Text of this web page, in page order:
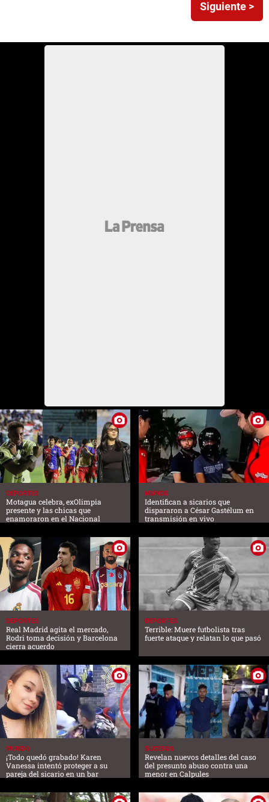
Siguiente >
DEPORTES
Motagua celebra, exOlimpia
presente y las chicas que
enamoraron en el Nacional
MUNDO
Identifican a sicarios que
dispararon a César Gastélum en
transmisión en vivo
DEPORTES
Real Madrid agita el mercado,
Rodri toma decisión y Barcelona
cierra acuerdo
DEPORTES
Terrible: Muere futbolista tras
fuerte ataque y relatan lo que pasó
MUNDO
¡Todo quedó grabado! Karen
Vanessa intentó proteger a su
pareja del sicario en un bar
SUCESOS
Revelan nuevos detalles del caso
del presunto abuso contra una
menor en Calpules